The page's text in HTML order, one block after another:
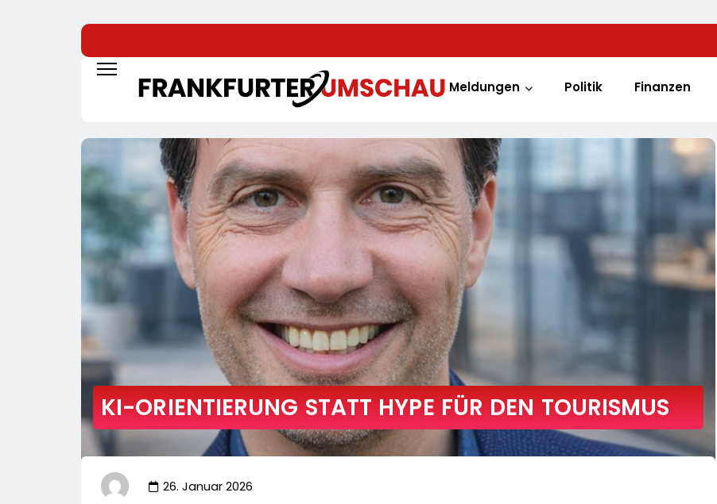
Meldungen Politik Finanzen
KI-ORIENTIERUNG STATT HYPE FÜR DEN TOURISMUS
26. Januar 2026